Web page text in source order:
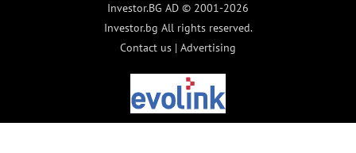
Investor.BG AD © 2001-2026
Investor.bg All rights reserved.
Contact us | Advertising